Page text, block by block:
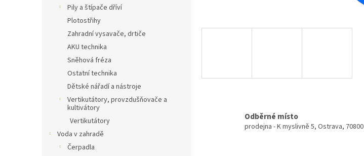
Pily a štípače dříví
Plotostřihy
Zahradní vysavače, drtiče
AKU technika
Sněhová fréza
Ostatní technika
Dětské nářadí a nástroje
Vertikutátory, provzdušňovače a
kultivátory
Vertikutátory
Voda v zahradě
Čerpadla
Odběrné místo
prodejna - K myslivně 5, Ostrava, 70800